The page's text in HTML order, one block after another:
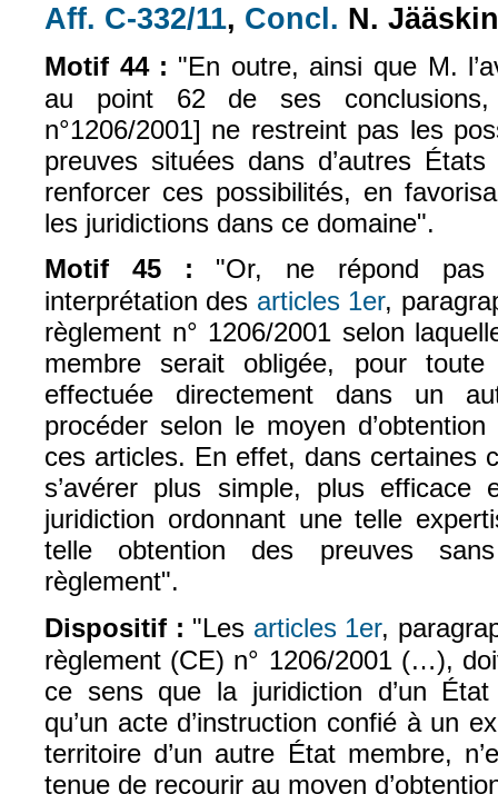
Aff. C-332/11 (le lien est externe)
, Concl. (le lien est
N.
Motif 44 : "En outre, ainsi que M.
au point 62 de ses
n°1206/2001] ne restreint pas les
preuves situées dans d’autres
renforcer ces possibilités, en
les juridictions dans ce domaine".
Motif 45 :
"Or, ne répond
interprétation des articles 1er,
règlement n° 1206/2001 selon
membre serait obligée, pour
effectuée directement dans un
procéder selon le moyen
ces articles. En effet, dans certaines
s’avérer plus simple, plus
juridiction ordonnant une telle
telle obtention des preuves
règlement".
Dispositif : "Les articles 1er,
règlement (CE) n° 1206/2001 (…),
ce sens que la juridiction d’un
qu’un acte d’instruction confié à un
territoire d’un autre État membre,
tenue de recourir au moyen